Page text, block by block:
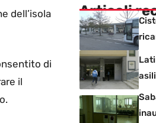
dell’isola
di
il
Articoli